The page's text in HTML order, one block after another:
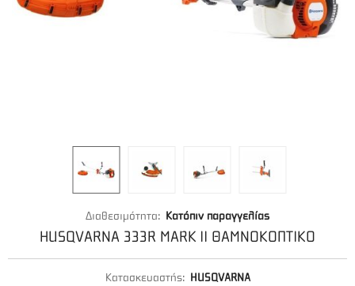
Διαθεσιμότητα: Κατόπιν παραγγελίας
HUSQVARNA 333R MARK ΙΙ ΘΑΜΝΟΚΟΠΤΙΚΟ
Κατασκευαστής: HUSQVARNA